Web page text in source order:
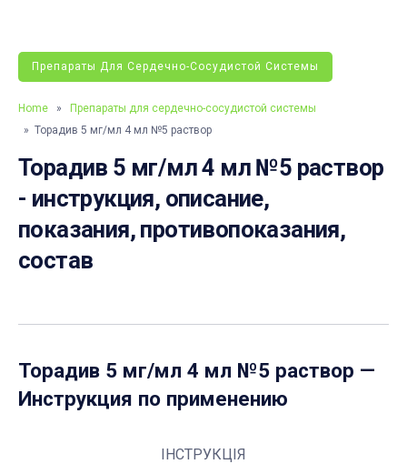
Препараты Для Сердечно-Сосудистой Системы
Home »
Препараты для сердечно-сосудистой системы
» Торадив 5 мг/мл 4 мл №5 раствор
Торадив 5 мг/мл 4 мл №5 раствор
- инструкция, описание,
показания, противопоказания,
состав
Торадив 5 мг/мл 4 мл №5 раствор —
Инструкция по применению
ІНСТРУКЦІЯ